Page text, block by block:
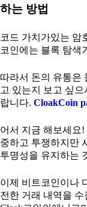
하는 방법
코드 가치가있는 암
코인에는 블록 탐색
따라서 돈의 유통은
고 있는지 보고 싶
랍니다. CloakCoin
어서 지금 해보세요
중하고 투쟁하지만
투명성을 유지하는
이제 비트코인이나
전한 거래 내역을